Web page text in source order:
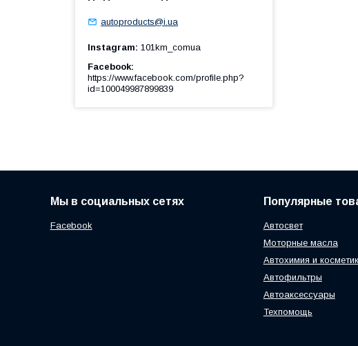
autoproducts@i.ua
Instagram 101km_comua
Facebook
https://www.facebook.com/profile.php?
id=100049987899839
Мы в социальных сетях
Facebook
Популярные
Автосвет
Моторные масла
Автохимия и
Автофильтры
Автоаксессуары
Техпомощь